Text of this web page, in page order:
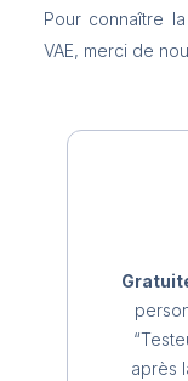
Pour connaître
VAE, merci de
“
après